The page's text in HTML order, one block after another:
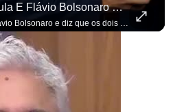
Renan Santos Critica Lula E Flávio Bolsonaro E Diz Que Os Dois São Lados Da Mesma Moeda.